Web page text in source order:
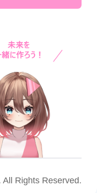
Rights Reserved.